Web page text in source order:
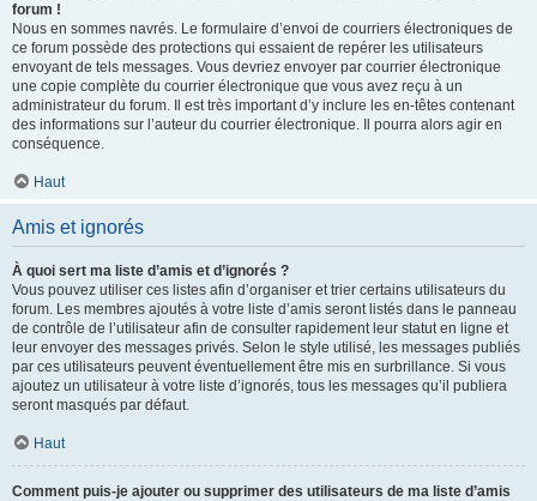
forum !
Nous en sommes navrés. Le formulaire d’envoi de courriers électroniques de
ce forum possède des protections qui essaient de repérer les utilisateurs
envoyant de tels messages. Vous devriez envoyer par courrier électronique
une copie complète du courrier électronique que vous avez reçu à un
administrateur du forum. Il est très important d’y inclure les en-têtes contenant
des informations sur l’auteur du courrier électronique. Il pourra alors agir en
conséquence.
Haut
Amis et ignorés
À quoi sert ma liste d’amis et d’ignorés ?
Vous pouvez utiliser ces listes afin d’organiser et trier certains utilisateurs du
forum. Les membres ajoutés à votre liste d’amis seront listés dans le panneau
de contrôle de l’utilisateur afin de consulter rapidement leur statut en ligne et
leur envoyer des messages privés. Selon le style utilisé, les messages publiés
par ces utilisateurs peuvent éventuellement être mis en surbrillance. Si vous
ajoutez un utilisateur à votre liste d’ignorés, tous les messages qu’il publiera
seront masqués par défaut.
Haut
Comment puis-je ajouter ou supprimer des utilisateurs de ma liste d’amis